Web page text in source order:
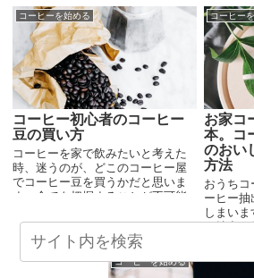
網焙煎がいいでしょう。
認識でも
詳しく
より美味
確率が上
コーヒーを始める
コーヒー初心者のコーヒー
豆の買い方
コーヒーを家で飲みたいと考えた
時、迷うのが、どこのコーヒー屋
でコーヒー豆を買うかだと思いま
す。全てを把握することが不可能
ー屋が増えていますし、家の近所
にいくつもコーヒー豆を買えるお
店があったら、困ってしまいます
コーヒー
お家コ
本。コ
のおい
方法
おうちコ
ーヒー抽
しまい
ー抽出を
が飲め
出方法
の基本
コーヒーを始める